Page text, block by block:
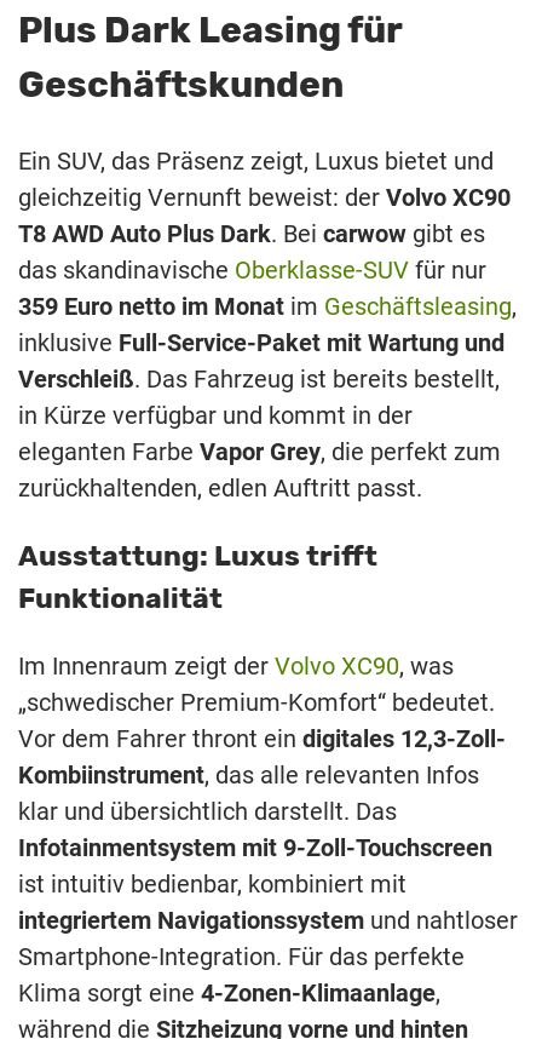
Plus Dark Leasing für
Geschäftskunden
Ein SUV, das Präsenz zeigt, Luxus bietet und
gleichzeitig Vernunft beweist: der Volvo XC90
T8 AWD Auto Plus Dark. Bei carwow gibt es
das skandinavische Oberklasse-SUV für nur
359 Euro netto im Monat im Geschäftsleasing,
inklusive Full-Service-Paket mit Wartung und
Verschleiß. Das Fahrzeug ist bereits bestellt,
in Kürze verfügbar und kommt in der
eleganten Farbe Vapor Grey, die perfekt zum
zurückhaltenden, edlen Auftritt passt.
Ausstattung: Luxus trifft
Funktionalität
Im Innenraum zeigt der Volvo XC90, was
„schwedischer Premium-Komfort“ bedeutet.
Vor dem Fahrer thront ein digitales 12,3-Zoll-
Kombiinstrument, das alle relevanten Infos
klar und übersichtlich darstellt. Das
Infotainmentsystem mit 9-Zoll-Touchscreen
ist intuitiv bedienbar, kombiniert mit
integriertem Navigationssystem und nahtloser
Smartphone-Integration. Für das perfekte
Klima sorgt eine 4-Zonen-Klimaanlage,
während die Sitzheizung vorne und hinten